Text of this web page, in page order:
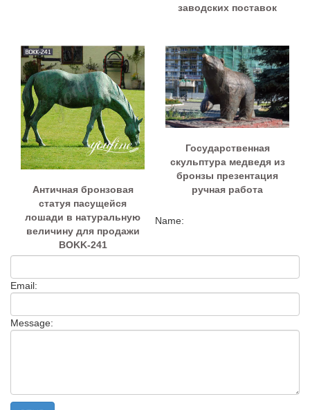
заводских поставок
Античная бронзовая
статуя пасущейся
лошади в натуральную
величину для продажи
BOKK-241
Государственная
скульптура медведя из
бронзы презентация
ручная работа
Name:
Email:
Message: